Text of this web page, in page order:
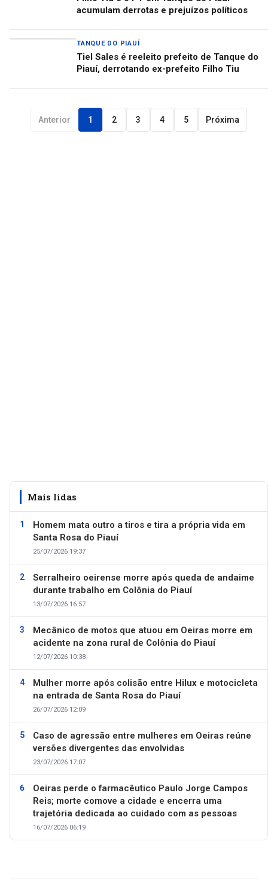
acumulam derrotas e prejuízos políticos
TANQUE DO PIAUÍ
Tiel Sales é reeleito prefeito de Tanque do
Piauí, derrotando ex-prefeito Filho Tiu
Anterior 1 2 3 4 5 Próxima
Mais lidas
Homem mata outro a tiros e tira a própria vida em
Santa Rosa do Piauí
25/07/2026 19:37
Serralheiro oeirense morre após queda de andaime
durante trabalho em Colônia do Piauí
13/07/2026 16:57
Mecânico de motos que atuou em Oeiras morre em
acidente na zona rural de Colônia do Piauí
12/07/2026 10:38
Mulher morre após colisão entre Hilux e motocicleta
na entrada de Santa Rosa do Piauí
26/07/2026 12:09
Caso de agressão entre mulheres em Oeiras reúne
versões divergentes das envolvidas
23/07/2026 17:07
Oeiras perde o farmacêutico Paulo Jorge Campos
Reis; morte comove a cidade e encerra uma
trajetória dedicada ao cuidado com as pessoas
16/07/2026 06:19